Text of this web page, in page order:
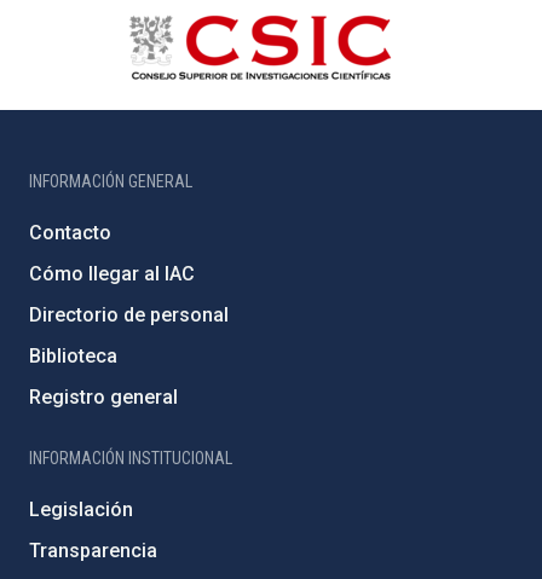
INFORMACIÓN GENERAL
Contacto
Cómo llegar al IAC
Directorio de personal
Biblioteca
Registro general
INFORMACIÓN INSTITUCIONAL
Legislación
Transparencia